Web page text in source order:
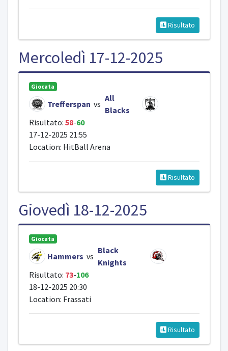
Risultato
Mercoledì 17-12-2025
Giocata
Trefferspan vs
All
Blacks
Risultato: 58-60
17-12-2025 21:55
Location: HitBall Arena
Risultato
Giovedì 18-12-2025
Giocata
Hammers vs
Black
Knights
Risultato: 73-106
18-12-2025 20:30
Location: Frassati
Risultato